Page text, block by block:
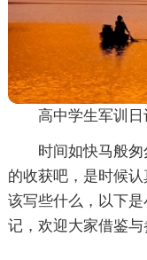
高中学生军训日
时间如快马般
的收获吧，是时候
该写些什么，以下
记，欢迎大家借鉴与